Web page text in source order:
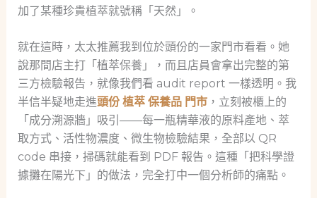
加了某種珍貴植萃就號稱「天然」。
就在這時，太太推薦我到位於頭份的一家門市看看。她
說那間店主打「植萃保養」，而且店員會拿出完整的第
三方檢驗報告，就像我們看 audit report 一樣透明。我
半信半疑地走進頭份 植萃 保養品 門市，立刻被櫃上的
「成分溯源牆」吸引——每一瓶精華液的原料產地、萃
取方式、活性物濃度、微生物檢驗結果，全部以 QR
code 串接，掃碼就能看到 PDF 報告。這種「把科學證
據攤在陽光下」的做法，完全打中一個分析師的痛點。